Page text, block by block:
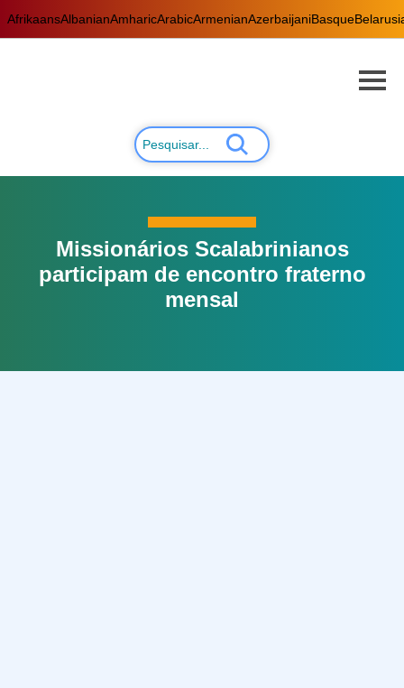
AfrikaansAlbanianAmharicArabicArmenianAzerbaijaniBasque
Missionários Scalabrinianos
participam de encontro fraterno
mensal